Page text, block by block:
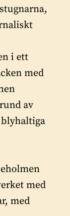
i ett
med
av
med
med